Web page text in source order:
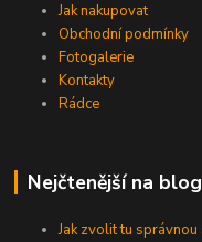
Jak nakupovat
Obchodní podmínky
Fotogalerie
Kontakty
Rádce
Nejčtenější na
Jak zvolit tu